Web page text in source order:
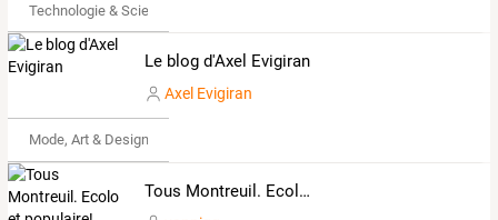
Technologie & Science
Le blog d'Axel Evigiran
Axel Evigiran
Mode, Art & Design
Tous Montreuil. Ecolo et populaire!